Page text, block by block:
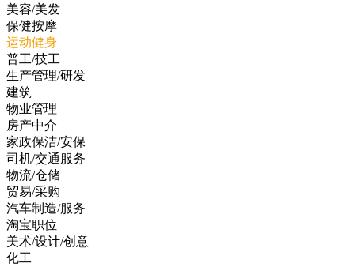
美容/美发
保健按摩
运动健身
普工/技工
生产管理/研发
建筑
物业管理
房产中介
家政保洁/安保
司机/交通服务
物流/仓储
贸易/采购
汽车制造/服务
淘宝职位
美术/设计/创意
化工